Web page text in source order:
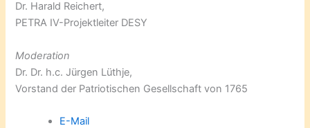
Dr. Harald Reichert,
PETRA IV-Projektleiter DESY
Moderation
Dr. Dr. h.c. Jürgen Lüthje,
Vorstand der Patriotischen Gesellschaft von 1765
E-Mail